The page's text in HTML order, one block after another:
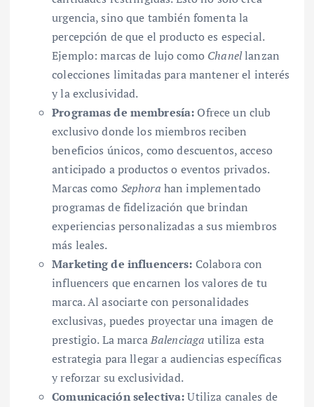
urgencia, sino que también fomenta la
percepción de que el producto es especial.
Ejemplo: marcas de lujo como Chanellanzan
colecciones limitadas para mantener el interés
y la exclusividad.
Programas de membresía: Ofrece un club
exclusivo donde los miembros reciben
beneficios únicos, como descuentos, acceso
anticipado a productos o eventos privados.
Marcas como Sephora han implementado
programas de fidelización que brindan
experiencias personalizadas a sus miembros
más leales.
Marketing de influencers: Colabora con
influencers que encarnen los valores de tu
marca. Al asociarte con personalidades
exclusivas, puedes proyectar una imagen de
prestigio. La marcaBalenciaga utiliza esta
estrategia para llegar a audiencias específicas
y reforzar su exclusividad.
Comunicación selectiva:Utiliza canales de